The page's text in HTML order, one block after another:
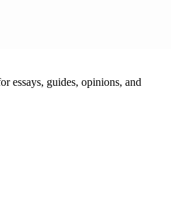
essays, guides, opinions, and